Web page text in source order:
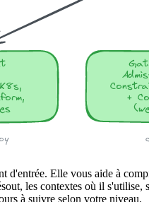
d'entrée. Elle vous aide à
les contextes où il s'utilise,
à suivre selon votre niveau.